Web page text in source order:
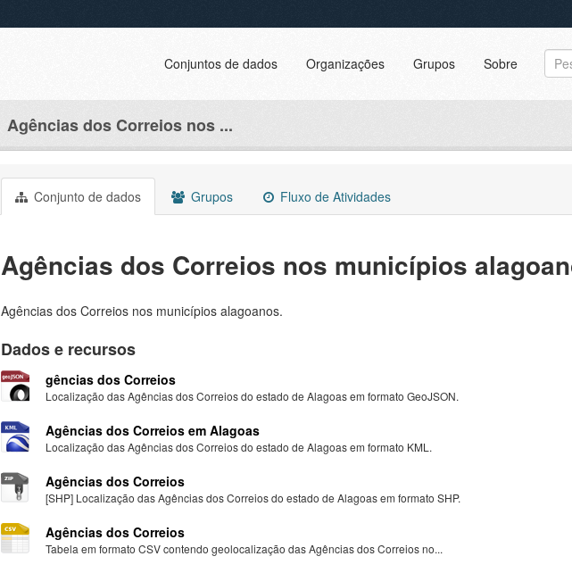
Conjuntos de dados Organizações Grupos Sobre
Agências dos Correios nos ...
Conjunto de dados Grupos Fluxo de Atividades
Agências dos Correios nos municípios
Agências dos Correios nos municípios alagoanos.
Dados e recursos
gências dos Correios
Localização das Agências dos Correios do estado de Alagoas em formato GeoJSON.
Agências dos Correios em Alagoas
Localização das Agências dos Correios do estado de Alagoas em formato KML.
Agências dos Correios
[SHP] Localização das Agências dos Correios do estado de Alagoas em formato SHP.
Agências dos Correios
Tabela em formato CSV contendo geolocalização das Agências dos Correios no...